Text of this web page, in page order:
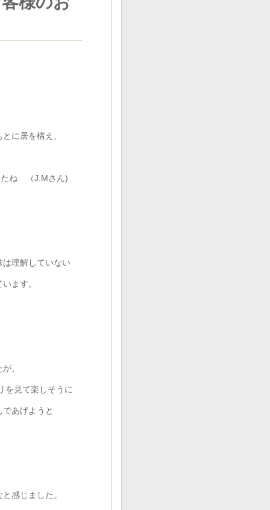
に居を構え、
ね （J.Mさん)
理解していない
ます。
、
見て楽しそうに
あげようと
感じました。